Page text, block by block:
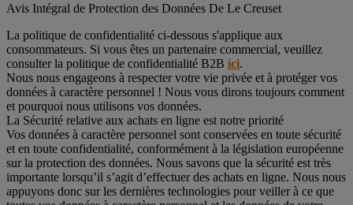
Avis Intégral de Protection des Données De Le Creuset
La politique de confidentialité ci-dessous s'applique aux
consommateurs. Si vous êtes un partenaire commercial, veuillez
consulter la politique de confidentialité B2B ici.
Nous nous engageons à respecter votre vie privée et à protéger vos
données à caractère personnel ! Nous vous dirons toujours comment
et pourquoi nous utilisons vos données.
La Sécurité relative aux achats en ligne est notre priorité
Vos données à caractère personnel sont conservées en toute sécurité
et en toute confidentialité, conformément à la législation européenne
sur la protection des données. Nous savons que la sécurité est très
importante lorsqu’il s’agit d’effectuer des achats en ligne. Nous nous
appuyons donc sur les dernières technologies pour veiller à ce que